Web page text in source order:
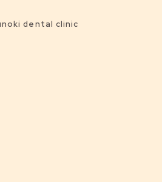
dental clinic